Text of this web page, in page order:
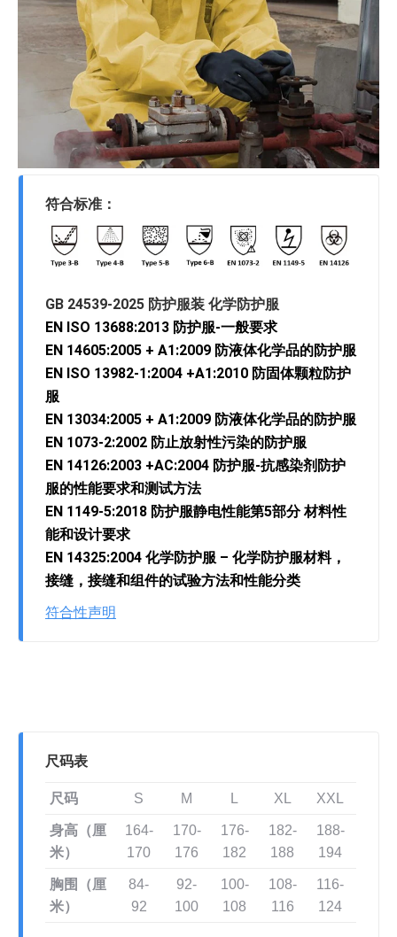
符合标准：
GB 24539-2025 防护服装 化学防护服
EN ISO 13688:2013 防护服-一般要求
EN 14605:2005 + A1:2009 防液体化学品的防护服
EN ISO 13982-1:2004 +A1:2010 防固体颗粒防护
服
EN 13034:2005 + A1:2009 防液体化学品的防护服
EN 1073-2:2002 防止放射性污染的防护服
EN 14126:2003 +AC:2004 防护服-抗感染剂防护
服的性能要求和测试方法
EN 1149-5:2018 防护服静电性能第5部分 材料性
能和设计要求
EN 14325:2004 化学防护服 – 化学防护服材料，
接缝，接缝和组件的试验方法和性能分类
符合性声明
尺码表
尺码 S M L XL XXL
身高（厘
米）
164-
170
170-
176
176-
182
182-
188
188-
194
胸围（厘
米）
84-
92
92-
100
100-
108
108-
116
116-
124